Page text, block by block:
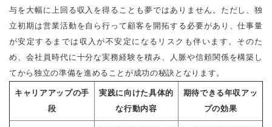
与を大幅に上回る収入を得ることも夢ではありません。ただし、独
立初期は営業活動を自ら行って顧客を開拓する必要があり、仕事量
が安定するまでは収入が不安定になるリスクも伴います。そのた
め、会社員時代に十分な実務経験を積み、人脈や信頼関係を構築し
てから独立の準備を進めることが成功の秘訣となります。
キャリアアップの手
段
実践に向けた具体的
な行動内容
期待できる年収アッ
プの効果